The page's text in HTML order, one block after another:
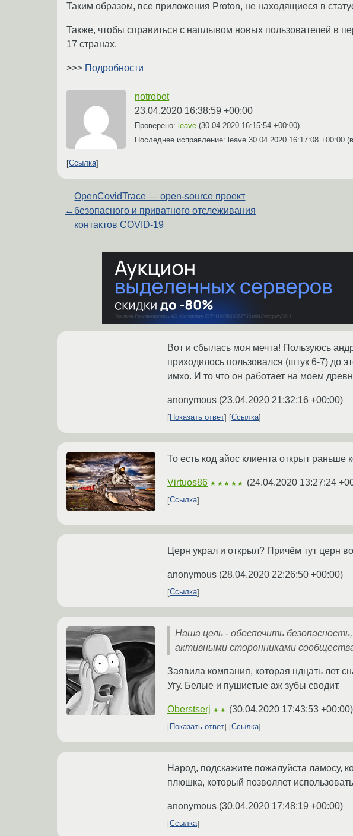
Таким образом, все приложения Proton, не находящиеся в
Также, чтобы справиться с наплывом новых пользователей в
17 странах.
>>> Подробности
notrobot
23.04.2020 16:38:59 +00:00
Проверено: leave (30.04.2020 16:15:54 +00:00)
Последнее исправление: leave 30.04.2020 16:17:08 +00:00
Ссылка
←
OpenCovidTrace — open-source проект
безопасного и приватного отслеживания
контактов COVID-19
Вот и сбылась моя мечта! Пользуюсь
приходилось пользовался (штук 6-7) до
имхо. И то что он работает на моем
anonymous (23.04.2020 21:32:16 +00:00)
Показать ответ Ссылка
То есть код айос клиента открыт раньше
Virtuos86 ★★★★★ (24.04.2020 13:27:24
Ссылка
Церн украл и открыл? Причём тут церн
anonymous (28.04.2020 22:26:50 +00:00)
Ссылка
Наша цель - обеспечить
активными сторонниками
Заявила компания, которая ндцать лет
Угу. Белые и пушистые аж зубы сводит.
Oberstserj ★★ (30.04.2020 17:43:53 +00:00)
Показать ответ Ссылка
Народ, подскажите пожалуйста ламосу,
плюшка, который позволяет
anonymous (30.04.2020 17:48:19 +00:00)
Ссылка